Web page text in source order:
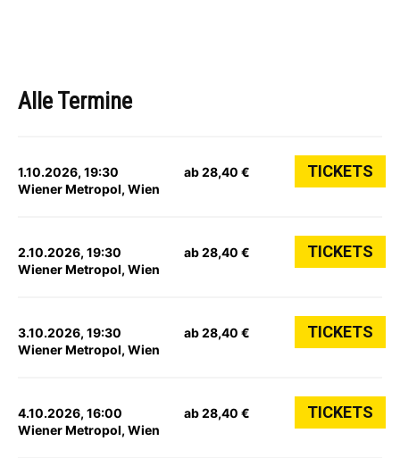
Alle Termine
1.10.2026, 19:30
Wiener Metropol, Wien
ab 28,40 € TICKETS
2.10.2026, 19:30
Wiener Metropol, Wien
ab 28,40 € TICKETS
3.10.2026, 19:30
Wiener Metropol, Wien
ab 28,40 € TICKETS
4.10.2026, 16:00
Wiener Metropol, Wien
ab 28,40 € TICKETS